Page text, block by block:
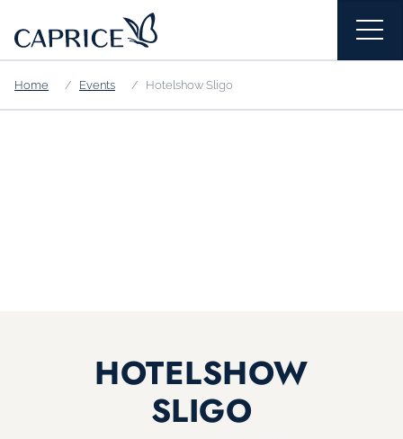
Home Events Hotelshow Sligo
HOTELSHOW
SLIGO